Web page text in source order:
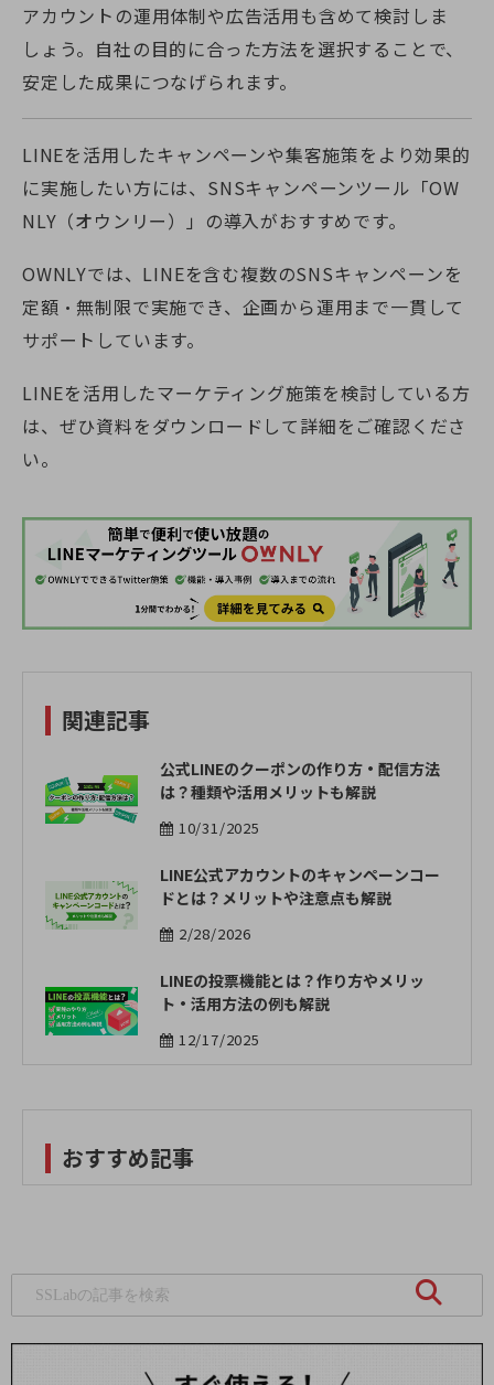
アカウントの運用体制や広告活用も含めて検討しま
しょう。自社の目的に合った方法を選択することで、
安定した成果につなげられます。
LINEを活用したキャンペーンや集客施策をより効果的
に実施したい方には、SNSキャンペーンツール「OW
NLY（オウンリー）」の導入がおすすめです。
OWNLYでは、LINEを含む複数のSNSキャンペーンを
定額・無制限で実施でき、企画から運用まで一貫して
サポートしています。
LINEを活用したマーケティング施策を検討している方
は、ぜひ資料をダウンロードして詳細をご確認くださ
い。
関連記事
公式LINEのクーポンの作り方・配信方法
は？種類や活用メリットも解説
10/31/2025
LINE公式アカウントのキャンペーンコー
ドとは？メリットや注意点も解説
2/28/2026
LINEの投票機能とは？作り方やメリッ
ト・活用方法の例も解説
12/17/2025
おすすめ記事